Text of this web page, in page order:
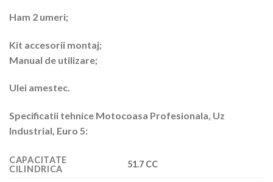
Ham 2 umeri;
Kit accesorii montaj;
Manual de utilizare;
Ulei amestec.
Specificatii tehnice Motocoasa Profesionala, Uz
Industrial, Euro 5:
CAPACITATE
CILINDRICA
51.7 CC